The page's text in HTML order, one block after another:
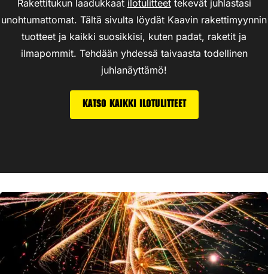
Rakettitukun laadukkaat ilotulitteettekevät juhlastasi
unohtumattomat. Tältä sivulta löydät Kaavin rakettimyynnin
tuotteet ja kaikki suosikkisi, kuten padat, raketit ja
ilmapommit. Tehdään yhdessä taivaasta todellinen
juhlanäyttämö!
Katso kaikki ilotulitteet